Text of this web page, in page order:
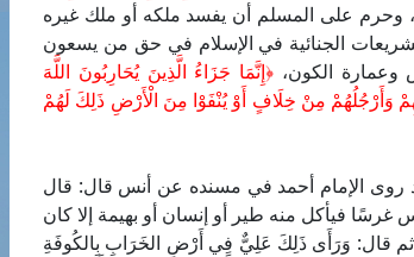
، وحرم على المسلم أن يفسد ملكه أو ملك غيره
الجنائية في الإسلام في حق من يسعون
وعمارة الكون، ﴿إِنَّمَا جَزَاءُ الَّذِينَ يُحَارِبُونَ اللَّهَ
وَأَرْجُلُهُمْ مِنْ خِلَافٍ أَوْ يُنْفَوْا مِنَ الْأَرْضِ ذَلِكَ لَهُمْ
روى الإمام أحمد في مسنده عن أنس قال: قال
فيأكل منه طير أو إنسان أو بهيمة إلا كان
قال: وَرَأَى ذَلِكَ عَلِيٌّ فِي أَرْضِ الخَرَابِ بِالكُوفَةِ